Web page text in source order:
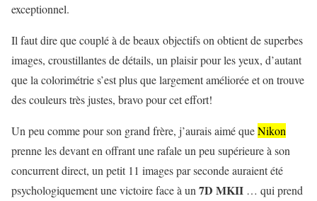
exceptionnel.
Il faut dire que couplé à de beaux objectifs on obtient de superbes
images, croustillantes de détails, un plaisir pour les yeux, d’autant
que la colorimétrie s’est plus que largement améliorée et on trouve
des couleurs très justes, bravo pour cet effort!
Un peu comme pour son grand frère, j’aurais aimé queNikon
prenne les devant en offrant une rafale un peu supérieure à son
concurrent direct, un petit 11 images par seconde auraient été
psychologiquement une victoire face à un 7D MKII … qui prend